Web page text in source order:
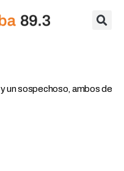
un sospechoso, ambos de